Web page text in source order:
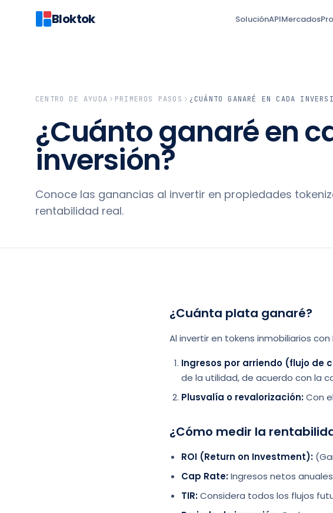
Bloktok SoluciónAPIMercados
CENTRO DE AYUDA PRIMEROS PASOS ¿CUÁNTO GANARÉ EN CADA
¿Cuánto ganaré en
inversión?
Conoce las ganancias al invertir en propiedades
rentabilidad real.
¿Cuánta plata ganaré?
Al invertir en tokens inmobiliarios
Ingresos por arriendo (flujo de
de la utilidad, de acuerdo con la
Plusvalía o revalorización:Con
¿Cómo medir la
ROI (Return on Investment):
Cap Rate:Ingresos netos
TIR:Considera todos los flujos